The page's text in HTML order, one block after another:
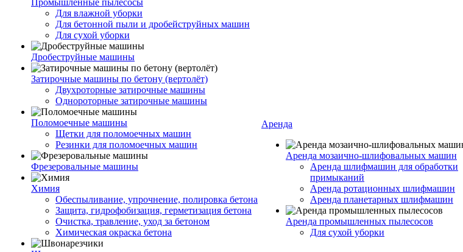
Промышленные пылесосы
Для влажной уборки
Для бетонной пыли и дробейструйных машин
Для сухой уборки
Дробеструйные машины
Затирочные машины по бетону (вертолёт)
Двухроторные затирочные машины
Однороторные затирочные машины
Поломоечные машины
Щетки для поломоечных машин
Резинки для поломоечных машин
Фрезеровальные машины
Химия
Обеспыливание, упрочнение, полировка бетона
Защита, гидрофобизация, герметизация бетона
Очистка, травление, уход за бетоном
Химическая окраска бетона
Аренда
Аренда мозаично-шлифовальных машин
Аренда шлифмашин для обработки
примыканий
Аренда ротационных шлифмашин
Аренда планетарных шлифмашин
Аренда промышленных пылесосов
Для сухой уборки